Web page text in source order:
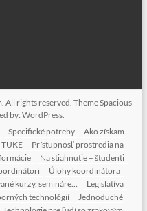
. All rights reserved. ThemeSpacious
by: WordPress.
Špecifické potreby
Ako získam
Prístupnosť prostredia na
Na stiahnutie – študenti
Úlohy koordinátora
kurzy, semináre…
Legislatíva
technológií
Jednoduché